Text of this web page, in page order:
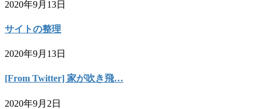
2020年9月13日
サイトの整理
2020年9月13日
[From Twitter] 家が吹き飛…
2020年9月2日